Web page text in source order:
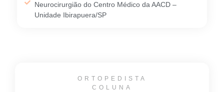
Neurocirurgião do Centro Médico da AACD –
Unidade Ibirapuera/SP
ORTOPEDISTA
COLUNA